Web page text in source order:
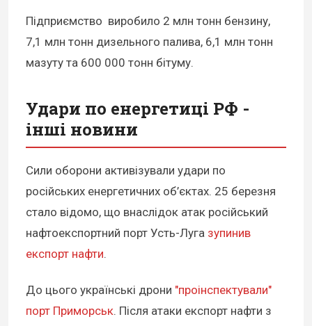
Підприємство виробило 2 млн тонн бензину,
7,1 млн тонн дизельного палива, 6,1 млн тонн
мазуту та 600 000 тонн бітуму.
Удари по енергетиці РФ -
інші новини
Сили оборони активізували удари по
російських енергетичних об’єктах. 25 березня
стало відомо, що внаслідок атак російський
нафтоекспортний порт Усть-Луга зупинив
експорт нафти.
До цього українські дрони "проінспектували"
порт Приморськ. Після атаки експорт нафти з